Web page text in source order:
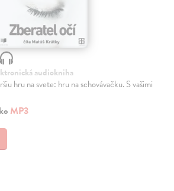
audiokniha
hru na svete: hru na schovávačku. S vašimi
MP3